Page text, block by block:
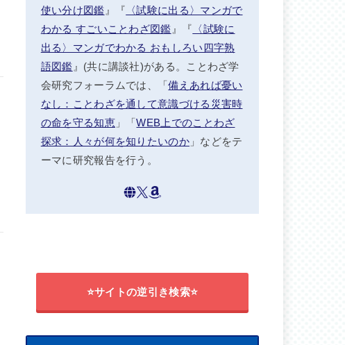
使い分け図鑑 』『 〈試験に出る〉マンガで
わかる すごいことわざ図鑑 』『 〈試験に
出る〉マンガでわかる おもしろい四字熟
語図鑑 』(共に講談社)がある。ことわざ学
会研究フォーラムでは、「備えあれば憂い
なし：ことわざを通して意識づける災害時
の命を守る知恵」「WEB上でのことわざ
探求：人々が何を知りたいのか」などをテ
ーマに研究報告を行う。
⭐サイトの逆引き検索⭐